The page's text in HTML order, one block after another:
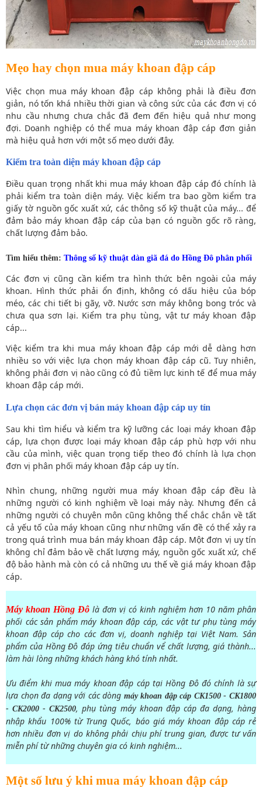
Mẹo hay chọn mua máy khoan đập cáp
Việc chọn mua máy khoan đập cáp không phải là điều đơn
giản, nó tốn khá nhiều thời gian và công sức của các đơn vị có
nhu cầu nhưng chưa chắc đã đem đến hiệu quả như mong
đợi. Doanh nghiệp có thể mua máy khoan đập cáp đơn giản
mà hiệu quả hơn với một số mẹo dưới đây.
Kiểm tra toàn diện máy khoan đập cáp
Điều quan trọng nhất khi mua máy khoan đập cáp đó chính là
phải kiểm tra toàn diện máy. Việc kiểm tra bao gồm kiểm tra
giấy tờ nguồn gốc xuất xứ, các thông số kỹ thuật của máy... để
đảm bảo máy khoan đập cáp của bạn có nguồn gốc rõ ràng,
chất lượng đảm bảo.
Tìm hiểu thêm: Thông số kỹ thuật dàn giã đá do Hồng Đô phân phối
Các đơn vị cũng cần kiểm tra hình thức bên ngoài của máy
khoan. Hình thức phải ổn định, không có dấu hiệu của bóp
méo, các chi tiết bị gãy, vỡ. Nước sơn máy không bong tróc và
chưa qua sơn lại. Kiểm tra phụ tùng, vật tư máy khoan đập
cáp...
Việc kiểm tra khi mua máy khoan đập cáp mới dễ dàng hơn
nhiều so với việc lựa chọn máy khoan đập cáp cũ. Tuy nhiên,
không phải đơn vị nào cũng có đủ tiềm lực kinh tế để mua máy
khoan đập cáp mới.
Lựa chọn các đơn vị bán máy khoan đập cáp uy tín
Sau khi tìm hiểu và kiểm tra kỹ lưỡng các loại máy khoan đập
cáp, lựa chọn được loại máy khoan đập cáp phù hợp với nhu
cầu của mình, việc quan trọng tiếp theo đó chính là lựa chọn
đơn vị phân phối máy khoan đập cáp uy tín.
Nhìn chung, những người mua máy khoan đập cáp đều là
những người có kinh nghiệm về loại máy này. Nhưng đến cả
những người có chuyên môn cũng không thể chắc chắn về tất
cả yếu tố của máy khoan cũng như những vấn đề có thể xảy ra
trong quá trình mua bán máy khoan đập cáp. Một đơn vị uy tín
không chỉ đảm bảo về chất lượng máy, nguồn gốc xuất xứ, chế
độ bảo hành mà còn có cả những ưu thế về giá máy khoan đập
cáp.
Máy khoan Hồng Đô là đơn vị có kinh nghiệm hơn 10 năm phân
phối các sản phẩm máy khoan đập cáp, các vật tư phụ tùng máy
khoan đập cáp cho các đơn vị, doanh nghiệp tại Việt Nam. Sản
phẩm của Hồng Đô đáp ứng tiêu chuẩn vể chất lượng, giá thành...
làm hài lòng những khách hàng khó tính nhất.
Ưu điểm khi mua máy khoan đập cáp tại Hồng Đô đó chính là sự
lựa chọn đa dạng với các dòng máy khoan đập cáp CK1500 - CK1800
- CK2000 - CK2500, phụ tùng máy khoan đập cáp đa dạng, hàng
nhập khẩu 100% từ Trung Quốc, báo giá máy khoan đập cáp rẻ
hơn nhiều đơn vị do không phải chịu phí trung gian, được tư vấn
miễn phí từ những chuyên gia có kinh nghiệm...
Một số lưu ý khi mua máy khoan đập cáp